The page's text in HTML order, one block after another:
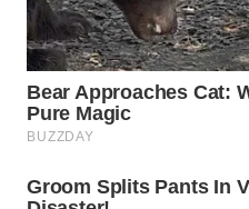
WN
SUKABUMI
WN